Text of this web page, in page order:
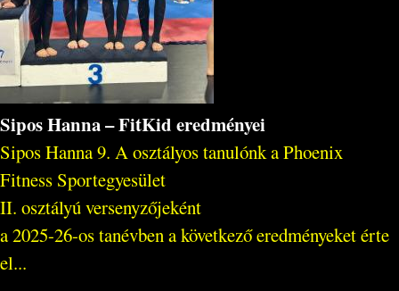
Sipos Hanna – FitKid eredményei
Sipos Hanna 9. A osztályos tanulónk a Phoenix
Fitness Sportegyesület
II. osztályú versenyzőjeként
a 2025-26-os tanévben a következő eredményeket érte
el...